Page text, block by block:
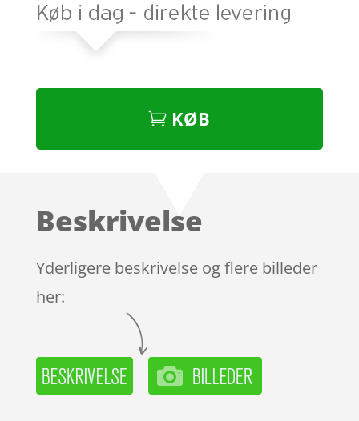
KØB
Beskrivelse
Yderligere beskrivelse og flere billeder
her: